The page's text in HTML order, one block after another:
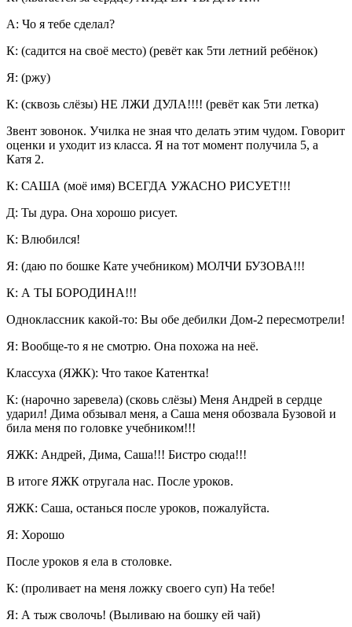
А: Чо я тебе сделал?
К: (садится на своё место) (ревёт как 5ти летний ребёнок)
Я: (ржу)
К: (сквозь слёзы) НЕ ЛЖИ ДУЛА!!!! (ревёт как 5ти летка)
Звент зовонок. Училка не зная что делать этим чудом. Говорит
оценки и уходит из класса. Я на тот момент получила 5, а
Катя 2.
К: САША (моё имя) ВСЕГДА УЖАСНО РИСУЕТ!!!
Д: Ты дура. Она хорошо рисует.
К: Влюбился!
Я: (даю по бошке Кате учебником) МОЛЧИ БУЗОВА!!!
К: А ТЫ БОРОДИНА!!!
Одноклассник какой-то: Вы обе дебилки Дом-2 пересмотрели!
Я: Вообще-то я не смотрю. Она похожа на неё.
Классуха (ЯЖК): Что такое Катентка!
К: (нарочно заревела) (сковь слёзы) Меня Андрей в сердце
ударил! Дима обзывал меня, а Саша меня обозвала Бузовой и
била меня по головке учебником!!!
ЯЖК: Андрей, Дима, Саша!!! Бистро сюда!!!
В итоге ЯЖК отругала нас. После уроков.
ЯЖК: Саша, останься после уроков, пожалуйста.
Я: Хорошо
После уроков я ела в столовке.
К: (проливает на меня ложку своего суп) На тебе!
Я: А тыж сволочь! (Выливаю на бошку ей чай)